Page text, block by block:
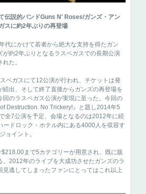
伝説的バンドGuns N' Roses/ガンズ・アン
スに約2年ぶりの再登場
代にかけて若者から絶大な支持を得たガン
が約2年ぶりとなるラスベガスでの長期公演
た。
ベガスにて12公演が行われ、チケットは発
続出、そして終了直後からガンズの再登場を
回のラスベガス公演が実現に至った。今回の
Destruction. No Trickery!』と題し2014年5
全7公演を予定、会場となるのは2012年に続
ードロック・ホテル内にある4000人を収容す
ョイント。
まで5カテゴリーが用意され、既に販
。2012年のライブを大成功させたガンズのラ
見逃してしまったファンにとってはこれ以上